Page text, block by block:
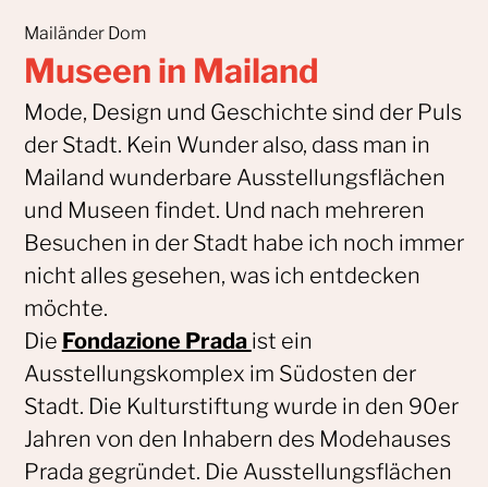
Mailänder Dom
Museen in Mailand
Mode, Design und Geschichte sind der Puls
der Stadt. Kein Wunder also, dass man in
Mailand wunderbare Ausstellungsflächen
und Museen findet. Und nach mehreren
Besuchen in der Stadt habe ich noch immer
nicht alles gesehen, was ich entdecken
möchte.
Die Fondazione Prada ist ein
Ausstellungskomplex im Südosten der
Stadt. Die Kulturstiftung wurde in den 90er
Jahren von den Inhabern des Modehauses
Prada gegründet. Die Ausstellungsflächen